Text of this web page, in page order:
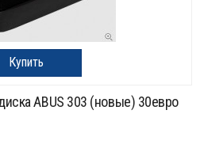
Купить
ABUS 303 (новые) 30евро